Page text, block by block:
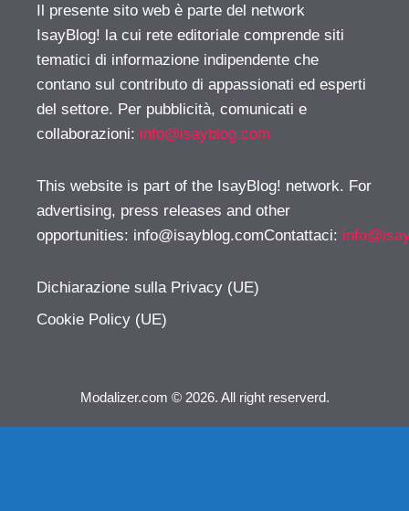
Il presente sito web è parte del network
IsayBlog! la cui rete editoriale comprende siti
tematici di informazione indipendente che
contano sul contributo di appassionati ed esperti
del settore. Per pubblicità, comunicati e
collaborazioni: info@isayblog.com
This website is part of the IsayBlog! network. For
advertising, press releases and other
opportunities: info@isayblog.comContattaci:
Dichiarazione sulla Privacy (UE)
Cookie Policy (UE)
Modalizer.com © 2026. All right reserverd.